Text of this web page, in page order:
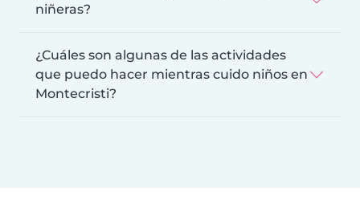
niñeras?
¿Cuáles son algunas de las actividades
que puedo hacer mientras cuido niños en
Montecristi?